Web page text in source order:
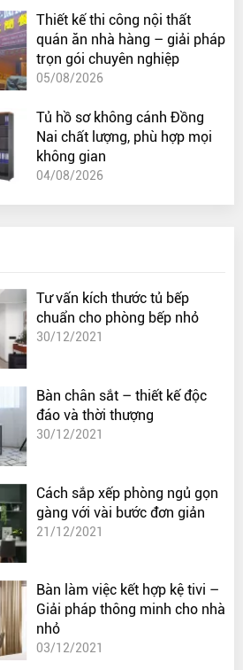
Thiết kế thi công nội thất
quán ăn nhà hàng – giải pháp
trọn gói chuyên nghiệp
05/08/2026
Tủ hồ sơ không cánh Đồng
Nai chất lượng, phù hợp mọi
không gian
04/08/2026
Tư vấn kích thước tủ bếp
chuẩn cho phòng bếp nhỏ
30/12/2021
Bàn chân sắt – thiết kế độc
đáo và thời thượng
30/12/2021
Cách sắp xếp phòng ngủ gọn
gàng với vài bước đơn giản
21/12/2021
Bàn làm việc kết hợp kệ tivi –
Giải pháp thông minh cho nhà
nhỏ
03/12/2021